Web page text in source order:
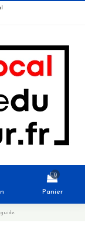
0
Panier